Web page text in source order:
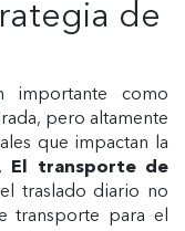
de
importante como
pero altamente
que impactan la
El transporte de
traslado diario no
transporte para el